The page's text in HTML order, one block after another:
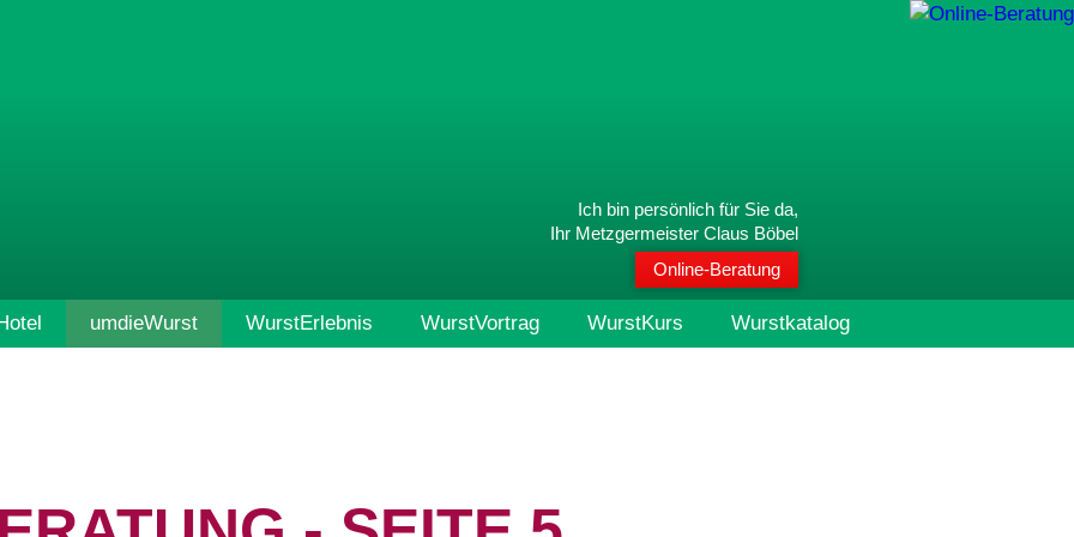
Ich bin persönlich für Sie da,
Ihr Metzgermeister Claus Böbel
Online-Beratung
umdieWurst WurstErlebnis WurstVortrag WurstKurs Wurstkatalog